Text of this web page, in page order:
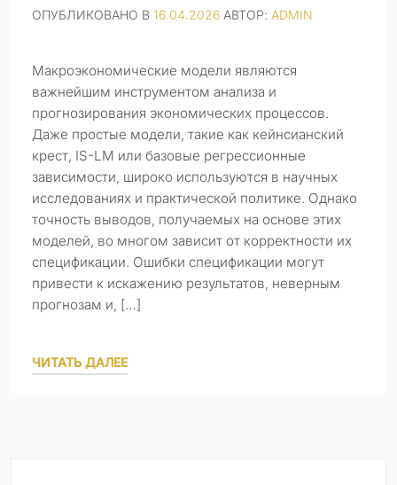
ОПУБЛИКОВАНО В 16.04.2026 АВТОР: ADMIN
Макроэкономические модели являются
важнейшим инструментом анализа и
прогнозирования экономических процессов.
Даже простые модели, такие как кейнсианский
крест, IS-LM или базовые регрессионные
зависимости, широко используются в научных
исследованиях и практической политике. Однако
точность выводов, получаемых на основе этих
моделей, во многом зависит от корректности их
спецификации. Ошибки спецификации могут
привести к искажению результатов, неверным
прогнозам и, […]
ЧИТАТЬ ДАЛЕЕ